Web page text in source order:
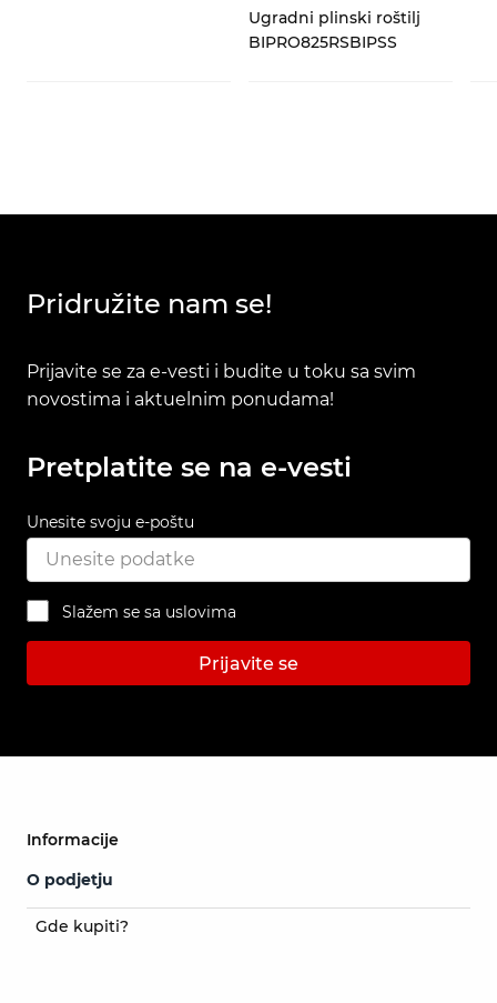
Ugradni plinski roštilj
BIPRO825RSBIPSS
Pridružite nam se!
Prijavite se za e-vesti i budite u toku sa svim
novostima i aktuelnim ponudama!
Pretplatite se na e-vesti
Unesite svoju e-poštu
Slažem se sa uslovima
Prijavite se
Informacije
O podjetju
Gde kupiti?